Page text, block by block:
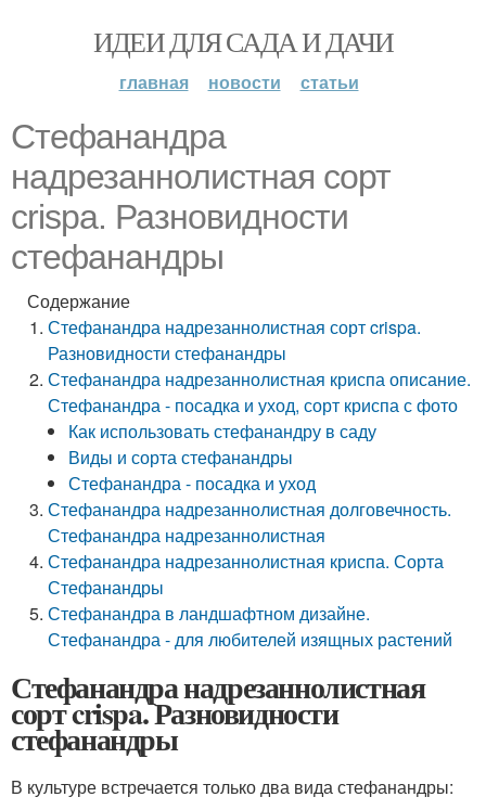
ИДЕИ ДЛЯ САДА И ДАЧИ
главная новости статьи
Стефанандра
надрезаннолистная сорт
crispa. Разновидности
стефанандры
Содержание
Стефанандра надрезаннолистная сорт crispa.
Разновидности стефанандры
Стефанандра надрезаннолистная криспа описание.
Стефанандра - посадка и уход, сорт криспа с фото
Как использовать стефанандру в саду
Виды и сорта стефанандры
Стефанандра - посадка и уход
Стефанандра надрезаннолистная долговечность.
Стефанандра надрезаннолистная
Стефанандра надрезаннолистная криспа. Сорта
Стефанандры
Стефанандра в ландшафтном дизайне.
Стефанандра - для любителей изящных растений
Стефанандра надрезаннолистная
сорт crispa. Разновидности
стефанандры
В культуре встречается только два вида стефанандры: